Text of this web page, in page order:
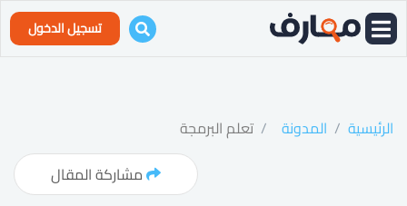
تسجيل الدخول
الرئيسية المدونة
تعلم البرمجة
مشاركة المقال